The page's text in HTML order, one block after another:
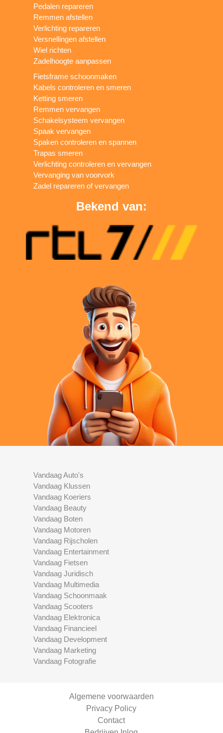
Pedalen repareren
Remmen afstellen
Verlichting repareren
Versnellingen afstellen
Wiel richten
Zadelhoogte aanpassen
Fietsframe schoonmaken
Kabels controleren en smeren
Ketting smeren
Remmen vervangen
Schakelsysteem vervangen
Spaak vervangen
Spaken controleren en spannen
Trapas smeren
Verlichting controleren en vervangen
Vervanging van voorvork
Zadel repareren of vervangen
Bekend van:
Vandaag Auto's
Vandaag Klussen
Vandaag Koeriers
Vandaag Beauty
Vandaag Boten
Vandaag Motoren
Vandaag Rijscholen
Vandaag Entertainment
Vandaag Fietsen
Vandaag Juridisch
Vandaag Multimedia
Vandaag Schoonmaak
Vandaag Scooters
Vandaag Elektronica
Vandaag Financieel
Vandaag Development
Vandaag Marketing
Vandaag Fotografie
Algemene voorwaarden
Privacy Policy
Contact